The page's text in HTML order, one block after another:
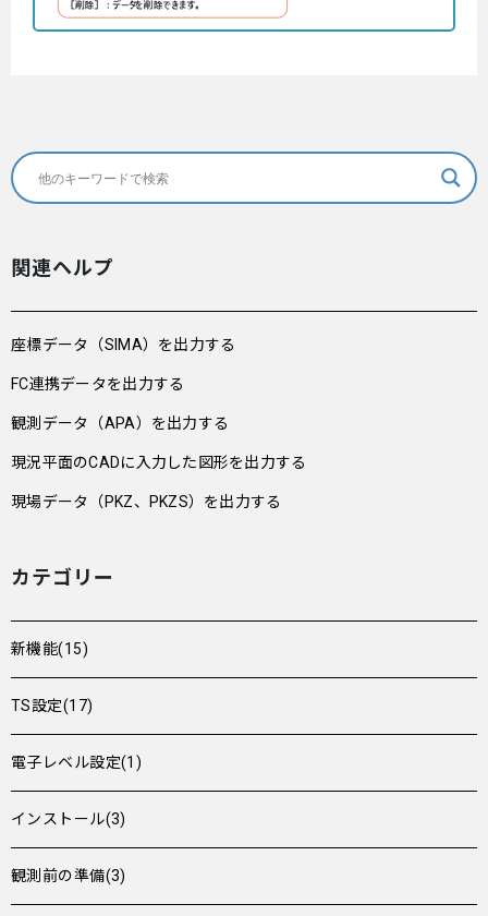
関連ヘルプ
座標データ（SIMA）を出力する
FC連携データを出力する
観測データ（APA）を出力する
現況平面のCADに入力した図形を出力する
現場データ（PKZ、PKZS）を出力する
カテゴリー
新機能(15)
TS設定(17)
電子レベル設定(1)
インストール(3)
観測前の準備(3)